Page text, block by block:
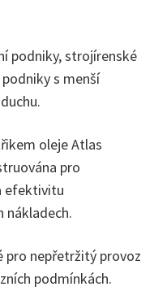
podniky, strojírenské
s menší
oleje Atlas
pro
efektivitu
nákladech.
pro nepřetržitý provoz
podmínkách.